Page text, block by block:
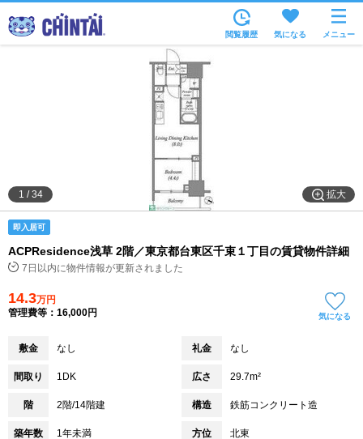
沿線・駅から
住所から
家賃相場から
通勤通学時間から
物件特集から
不動産会社から
閲覧履歴 気になる メニュー
拡大
1 /34
即入居可
ACPResidence浅草 2階／東京都台東区千束１丁目の賃貸物件詳細
7日以内に物件情報が更新されました
14.3万円
管理費等：16,000円
気になる
敷金 なし 礼金 なし
間取り 1DK 広さ 29.7m²
階 2階/14階建 構造 鉄筋コンクリート造
築年数 1年未満 方位 北東